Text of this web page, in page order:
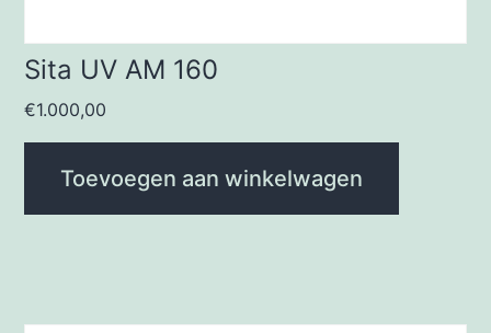
Sita UV AM 160
€1.000,00
Toevoegen aan winkelwagen